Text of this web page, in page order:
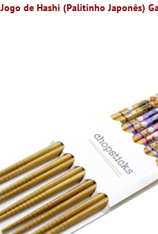
Jogo de Hashi (Palitinho Japonês)